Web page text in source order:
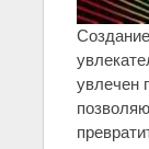
увлечен